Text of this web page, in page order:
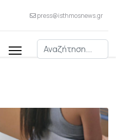
press@isthmosnews.gr
Αναζήτηση